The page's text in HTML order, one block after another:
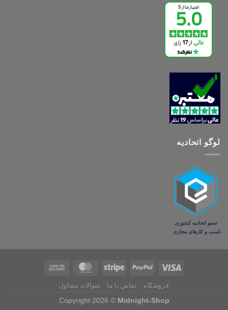
لوگو اتحادیه
فروشگاه تماس با ما سوالات متداول
Copyright 2026 © Midnight-Shop